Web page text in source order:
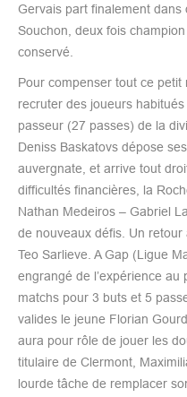
Gervais part finalement dans
Souchon, deux fois
conservé.
Pour compenser tout ce petit
recruter des joueurs
passeur (27 passes) de la
Deniss Baskatovs dépose
auvergnate, et arrive tout
difficultés financières, la
Nathan Medeiros – Gabriel
de nouveaux défis. Un
Teo Sarlieve. A Gap (Ligue
engrangé de l’expérience
matchs pour 3 buts et 5
valides le jeune Florian
aura pour rôle de jouer les
titulaire de Clermont,
lourde tâche de remplacer